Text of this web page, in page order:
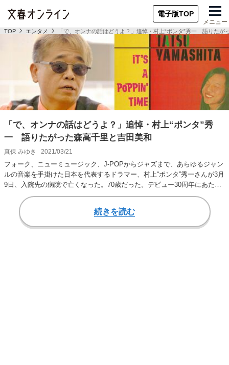
電子版TOP
メニュー
TOP エンタメ 「で、オンナの話はどうよ？」追悼・村上“ポンタ”秀一 語りたが
「で、オンナの話はどうよ？」追悼・村上“ポンタ”秀
一 語りたがった森高千里と吉田美和
真保 みゆき 2021/03/21
フォーク、ニューミュージック、J-POPからジャズまで、あらゆるジャン
ルの音楽を手掛けた日本を代表するドラマー、村上“ポンタ”秀一さんが3月
9日、入院先の病院で亡くなった。70歳だった。デビュー30周年にあた
続きを読む